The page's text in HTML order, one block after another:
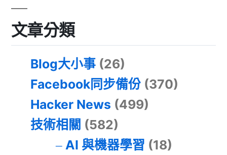
文章分類
Blog大小事 (26)
Facebook同步備份 (370)
Hacker News (499)
技術相關 (582)
AI 與機器學習 (18)